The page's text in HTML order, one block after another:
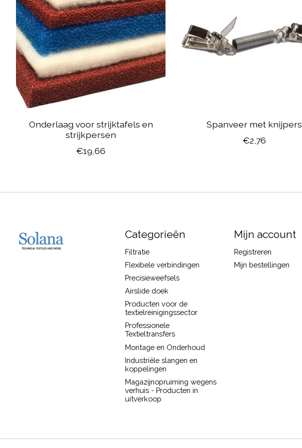
Onderlaag voor strijktafels en
strijkpersen
€19,66
Spanveer met knijpers
€2,76
Categorieën
Filtratie
Flexibele verbindingen
Precisieweefsels
Airslide doek
Producten voor de
textielreinigingssector
Professionele
Textieltransfers
Montage en Onderhoud
Industriële slangen en
koppelingen
Magazijnopruiming wegens
verhuis - Producten in
uitverkoop
Mijn account
Registreren
Mijn bestellingen